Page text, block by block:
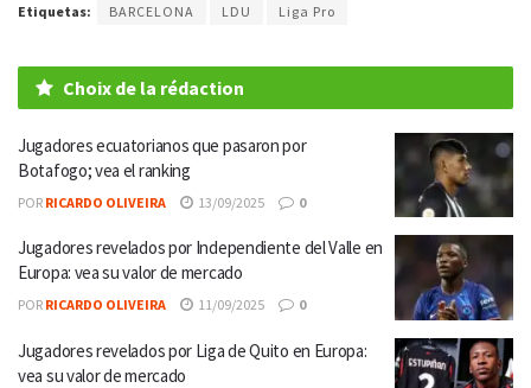
Etiquetas: BARCELONA LDU Liga Pro
Choix de la rédaction
Jugadores ecuatorianos que pasaron por
Botafogo; vea el ranking
POR RICARDO OLIVEIRA 13/09/2025 0
Jugadores revelados por Independiente del Valle en
Europa: vea su valor de mercado
POR RICARDO OLIVEIRA 11/09/2025 0
Jugadores revelados por Liga de Quito en Europa:
vea su valor de mercado